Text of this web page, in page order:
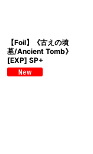
【Foil】《古えの墳
墓/Ancient Tomb》
[EXP] SP+